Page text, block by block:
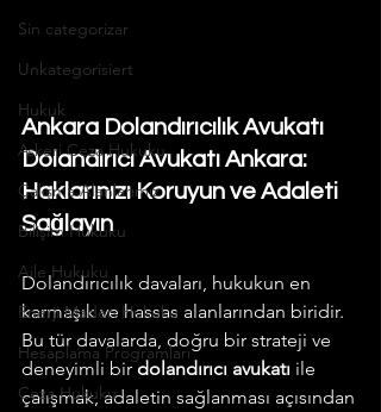
Sin categorizar
Unkategorisiert
Hukuk
Askeri Ceza Hukuku
Çalışma Alanlarımız
Bilişim Hukuku
Aile Hukuku
Enerji Maden Hukuku
Hesaplama Programları
Ceza Hukuku
Ankara Dolandırıcılık Avukatı
Dolandırıcı Avukatı Ankara:
Haklarınızı Koruyun ve Adaleti
Sağlayın
Dolandırıcılık davaları, hukukun en
karmaşık ve hassas alanlarından biridir.
Bu tür davalarda, doğru bir strateji ve
deneyimli bir dolandırıcı avukatı ile
çalışmak, adaletin sağlanması açısından